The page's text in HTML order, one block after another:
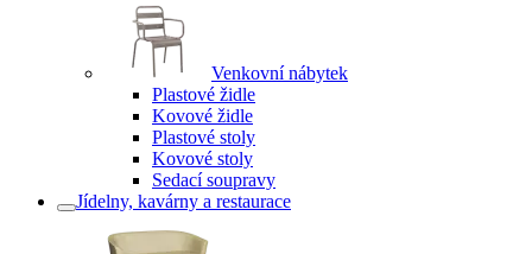
Venkovní nábytek
Plastové židle
Kovové židle
Plastové stoly
Kovové stoly
Sedací soupravy
Jídelny, kavárny a restaurace